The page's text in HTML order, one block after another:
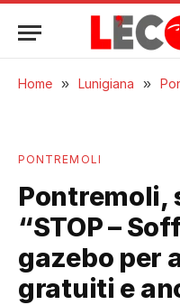
Home » Lunigiana »
PONTREMOLI
Pontremoli,
“STOP –
gazebo per
gratuiti e